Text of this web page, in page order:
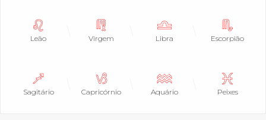
Leão Virgem Libra Escorpião
Sagitário Capricórnio Aquário Peixes